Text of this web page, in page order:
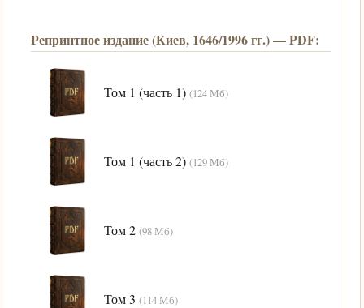
Репринтное издание (Киев, 1646/1996 гг.) — PDF:
Том 1 (часть 1) (124 Мб)
Том 1 (часть 2) (129 Мб)
Том 2 (98 Мб)
Том 3 (114 Мб)